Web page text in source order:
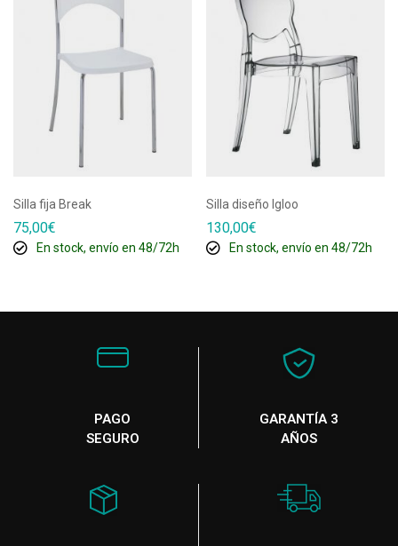
Silla fija Break
75,00€
En stock, envío en 48/72h
Silla diseño Igloo
130,00€
En stock, envío en 48/72h
PAGO
SEGURO
GARANTÍA 3
AÑOS